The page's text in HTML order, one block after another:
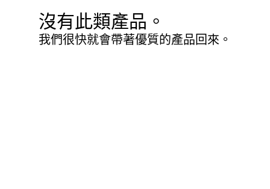
沒有此類產品。
我們很快就會帶著優質的產品回來。